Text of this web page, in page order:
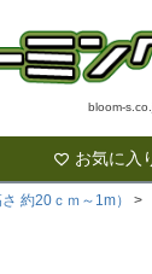
bloom-
お気に入
約20ｃｍ～1m）